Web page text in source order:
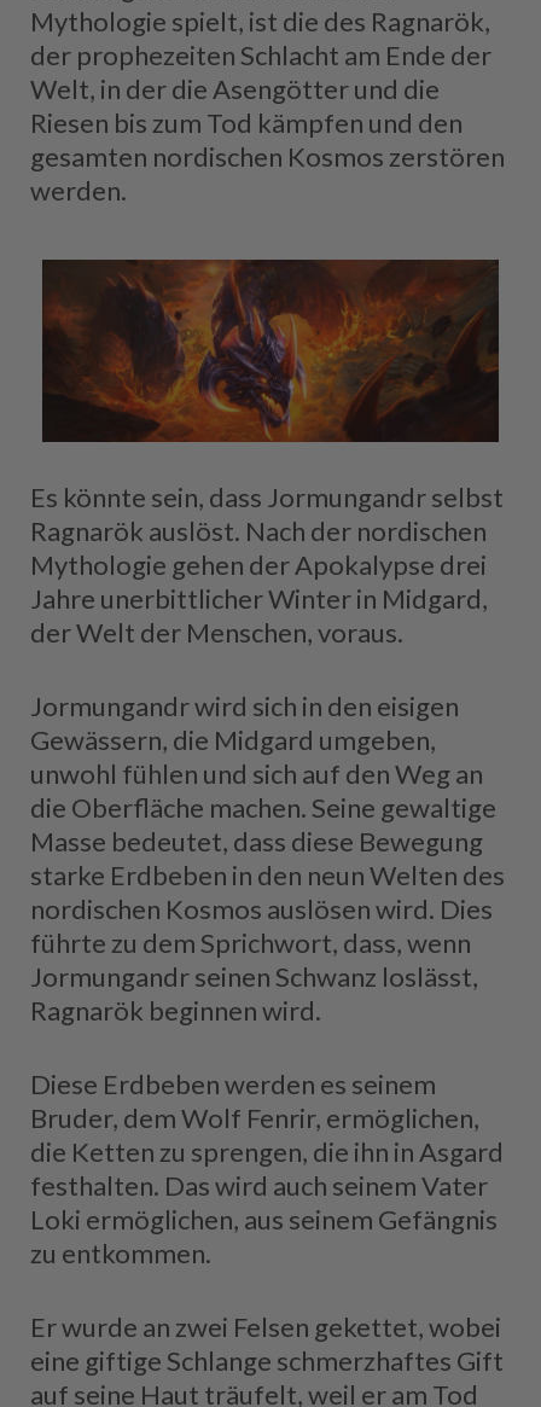
Mythologie spielt, ist die des Ragnarök,
der prophezeiten Schlacht am Ende der
Welt, in der die Asengötter und die
Riesen bis zum Tod kämpfen und den
gesamten nordischen Kosmos zerstören
werden.
Es könnte sein, dass Jormungandr selbst
Ragnarök auslöst. Nach der nordischen
Mythologie gehen der Apokalypse drei
Jahre unerbittlicher Winter in Midgard,
der Welt der Menschen, voraus.
Jormungandr wird sich in den eisigen
Gewässern, die Midgard umgeben,
unwohl fühlen und sich auf den Weg an
die Oberfläche machen. Seine gewaltige
Masse bedeutet, dass diese Bewegung
starke Erdbeben in den neun Welten des
nordischen Kosmos auslösen wird. Dies
führte zu dem Sprichwort, dass, wenn
Jormungandr seinen Schwanz loslässt,
Ragnarök beginnen wird.
Diese Erdbeben werden es seinem
Bruder, dem Wolf Fenrir, ermöglichen,
die Ketten zu sprengen, die ihn in Asgard
festhalten. Das wird auch seinem Vater
Loki ermöglichen, aus seinem Gefängnis
zu entkommen.
Er wurde an zwei Felsen gekettet, wobei
eine giftige Schlange schmerzhaftes Gift
auf seine Haut träufelt, weil er am Tod